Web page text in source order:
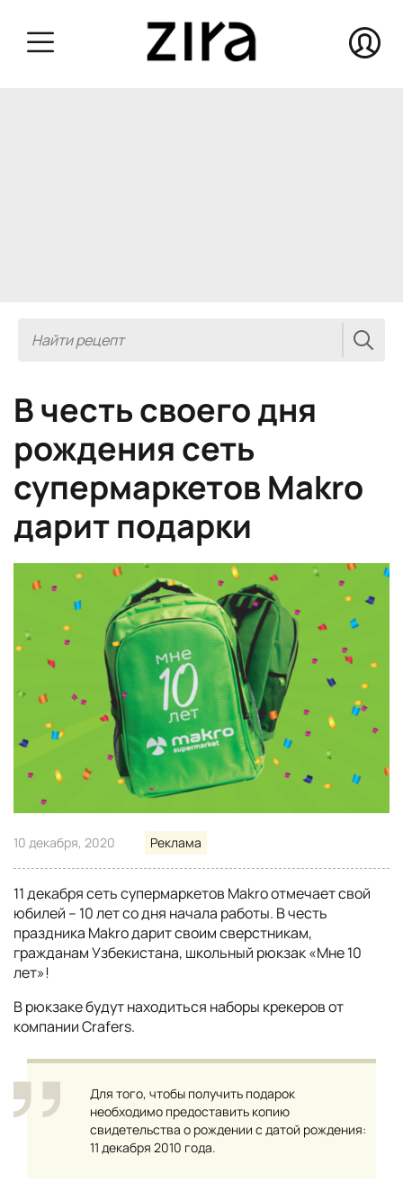
В честь своего дня
рождения сеть
супермаркетов Makro
дарит подарки
10 декабря, 2020 Реклама
11 декабря сеть супермаркетов Makro отмечает свой
юбилей – 10 лет со дня начала работы. В честь
праздника Makro дарит своим сверстникам,
гражданам Узбекистана, школьный рюкзак «Мне 10
лет»!
В рюкзаке будут находиться наборы крекеров от
компании Crafers.
Для того, чтобы получить подарок
необходимо предоставить копию
свидетельства о рождении с датой рождения:
11 декабря 2010 года.